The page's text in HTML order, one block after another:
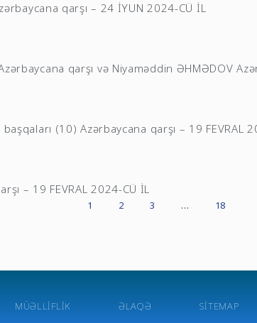
qarşı – 24 İYUN 2024-CÜ İL
qarşı və Niyaməddin ƏHMƏDOV
(10) Azərbaycana qarşı – 19 FEVRAL
– 19 FEVRAL 2024-CÜ İL
1 2 3 … 18
MÜƏLLIFLIK ƏLAQƏ SITEMAP